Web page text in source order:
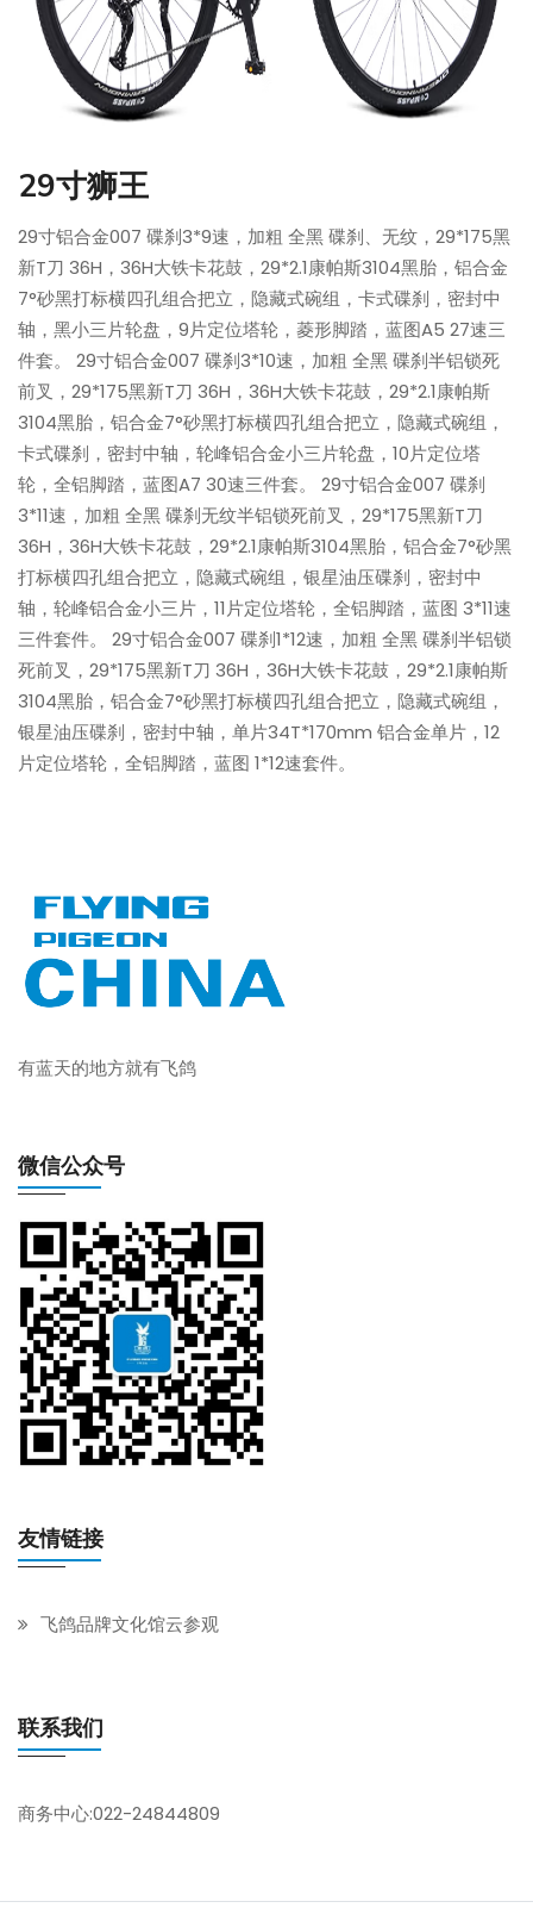
29寸狮王
29寸铝合金007 碟刹3*9速，加粗 全黑 碟刹、无纹，29*175黑
新T刀 36H，36H大铁卡花鼓，29*2.1康帕斯3104黑胎，铝合金
7°砂黑打标横四孔组合把立，隐藏式碗组，卡式碟刹，密封中
轴，黑小三片轮盘，9片定位塔轮，菱形脚踏，蓝图A5 27速三
件套。 29寸铝合金007 碟刹3*10速，加粗 全黑 碟刹半铝锁死
前叉，29*175黑新T刀 36H，36H大铁卡花鼓，29*2.1康帕斯
3104黑胎，铝合金7°砂黑打标横四孔组合把立，隐藏式碗组，
卡式碟刹，密封中轴，轮峰铝合金小三片轮盘，10片定位塔
轮，全铝脚踏，蓝图A7 30速三件套。 29寸铝合金007 碟刹
3*11速，加粗 全黑 碟刹无纹半铝锁死前叉，29*175黑新T刀
36H，36H大铁卡花鼓，29*2.1康帕斯3104黑胎，铝合金7°砂黑
打标横四孔组合把立，隐藏式碗组，银星油压碟刹，密封中
轴，轮峰铝合金小三片，11片定位塔轮，全铝脚踏，蓝图 3*11速
三件套件。 29寸铝合金007 碟刹1*12速，加粗 全黑 碟刹半铝锁
死前叉，29*175黑新T刀 36H，36H大铁卡花鼓，29*2.1康帕斯
3104黑胎，铝合金7°砂黑打标横四孔组合把立，隐藏式碗组，
银星油压碟刹，密封中轴，单片34T*170mm 铝合金单片，12
片定位塔轮，全铝脚踏，蓝图 1*12速套件。
有蓝天的地方就有飞鸽
微信公众号
友情链接
飞鸽品牌文化馆云参观
联系我们
商务中心:022-24844809